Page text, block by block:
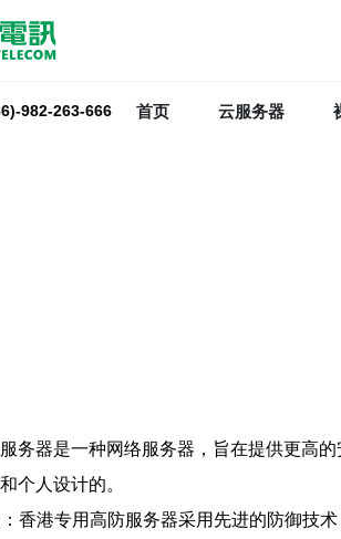
982-263-666 首页 云服务器
务器是一种网络服务器，旨在提供更高
个人设计的。
香港专用高防服务器采用先进的防御技